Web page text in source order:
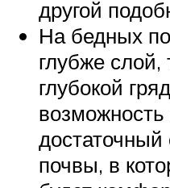
другой
На бедных
глубже
глубокой
возможность
почвы, в